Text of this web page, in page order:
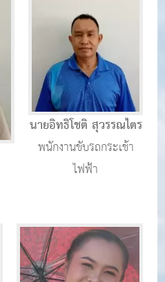
นายอิทธิโชติ สุวรรณไตร
พนักงานขับรถกระเช้า
ไฟฟ้า